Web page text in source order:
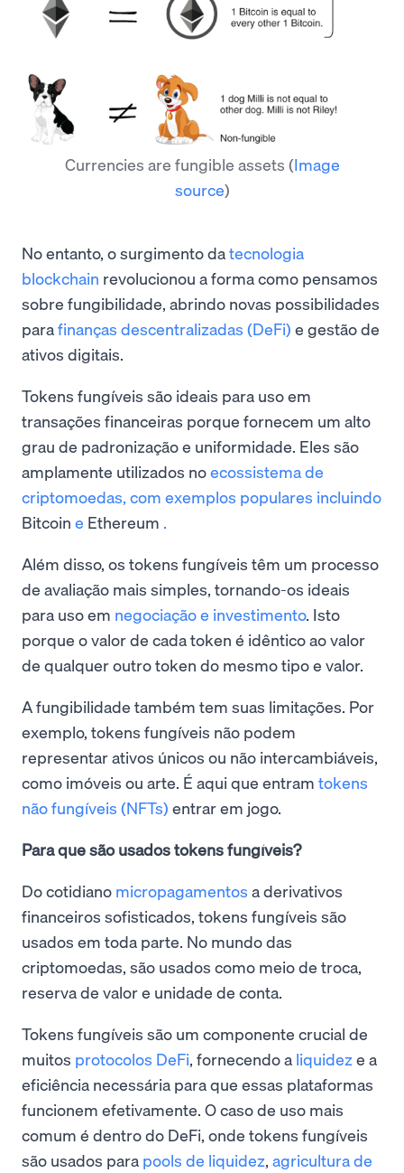
Currencies are fungible assets (Image
source)
No entanto, o surgimento datecnologia
blockchain revolucionou a forma como pensamos
sobre fungibilidade, abrindo novas possibilidades
parafinanças descentralizadas (DeFi) e gestão de
ativos digitais.
Tokens fungíveis são ideais para uso em
transações financeiras porque fornecem um alto
grau de padronização e uniformidade. Eles são
amplamente utilizados noecossistema de
criptomoedas, com exemplos populares incluindo
Bitcoin e Ethereum .
Além disso, os tokens fungíveis têm um processo
de avaliação mais simples, tornando-os ideais
para uso em negociação e investimento. Isto
porque o valor de cada token é idêntico ao valor
de qualquer outro token do mesmo tipo e valor.
A fungibilidade também tem suas limitações. Por
exemplo, tokens fungíveis não podem
representar ativos únicos ou não intercambiáveis,
como imóveis ou arte. É aqui que entram tokens
não fungíveis (NFTs) entrar em jogo.
Para que são usados tokens fungíveis?
Do cotidiano micropagamentos a derivativos
financeiros sofisticados, tokens fungíveis são
usados em toda parte. No mundo das
criptomoedas, são usados como meio de troca,
reserva de valor e unidade de conta.
Tokens fungíveis são um componente crucial de
muitos protocolos DeFi, fornecendo a liquidez e a
eficiência necessária para que essas plataformas
funcionem efetivamente. O caso de uso mais
comum é dentro do DeFi, onde tokens fungíveis
são usados para pools de liquidez, agricultura de